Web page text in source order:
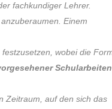
fachkundiger Lehrer.
Einem
wobei die
Schularbeiten
Zeitraum, auf den sich das